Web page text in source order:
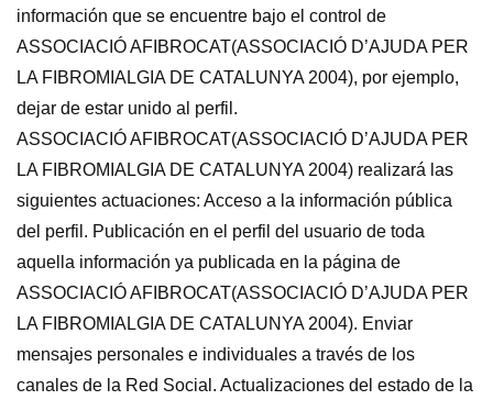
información que se encuentre bajo el control de
ASSOCIACIÓ AFIBROCAT(ASSOCIACIÓ D’AJUDA PER
LA FIBROMIALGIA DE CATALUNYA 2004), por ejemplo,
dejar de estar unido al perfil.
ASSOCIACIÓ AFIBROCAT(ASSOCIACIÓ D’AJUDA PER
LA FIBROMIALGIA DE CATALUNYA 2004) realizará las
siguientes actuaciones: Acceso a la información pública
del perfil. Publicación en el perfil del usuario de toda
aquella información ya publicada en la página de
ASSOCIACIÓ AFIBROCAT(ASSOCIACIÓ D’AJUDA PER
LA FIBROMIALGIA DE CATALUNYA 2004). Enviar
mensajes personales e individuales a través de los
canales de la Red Social. Actualizaciones del estado de la